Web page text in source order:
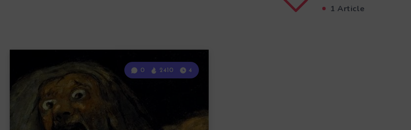
1 Article
0 2410 4